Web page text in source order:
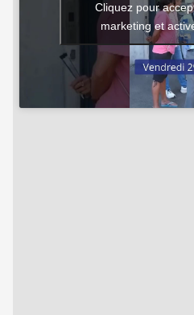
Cliquez pour
marketing et